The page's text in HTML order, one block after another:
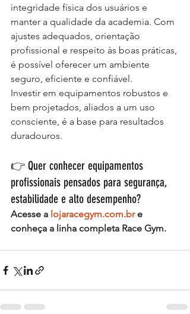
integridade física dos usuários e
manter a qualidade da academia. Com
ajustes adequados, orientação
profissional e respeito às boas práticas,
é possível oferecer um ambiente
seguro, eficiente e confiável.
Investir em equipamentos robustos e
bem projetados, aliados a um uso
consciente, é a base para resultados
duradouros.
👉 Quer conhecer equipamentos
profissionais pensados para segurança,
estabilidade e alto desempenho?
Acesse a lojaracegym.com.br e
conheça a linha completa Race Gym.